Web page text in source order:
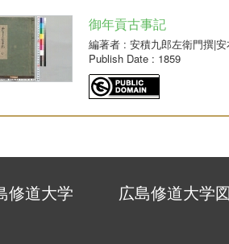
御年貢古事記
編著者 : 安積九郎左衛門撰|
Publish Date : 1859
修道大学 広島修道大学